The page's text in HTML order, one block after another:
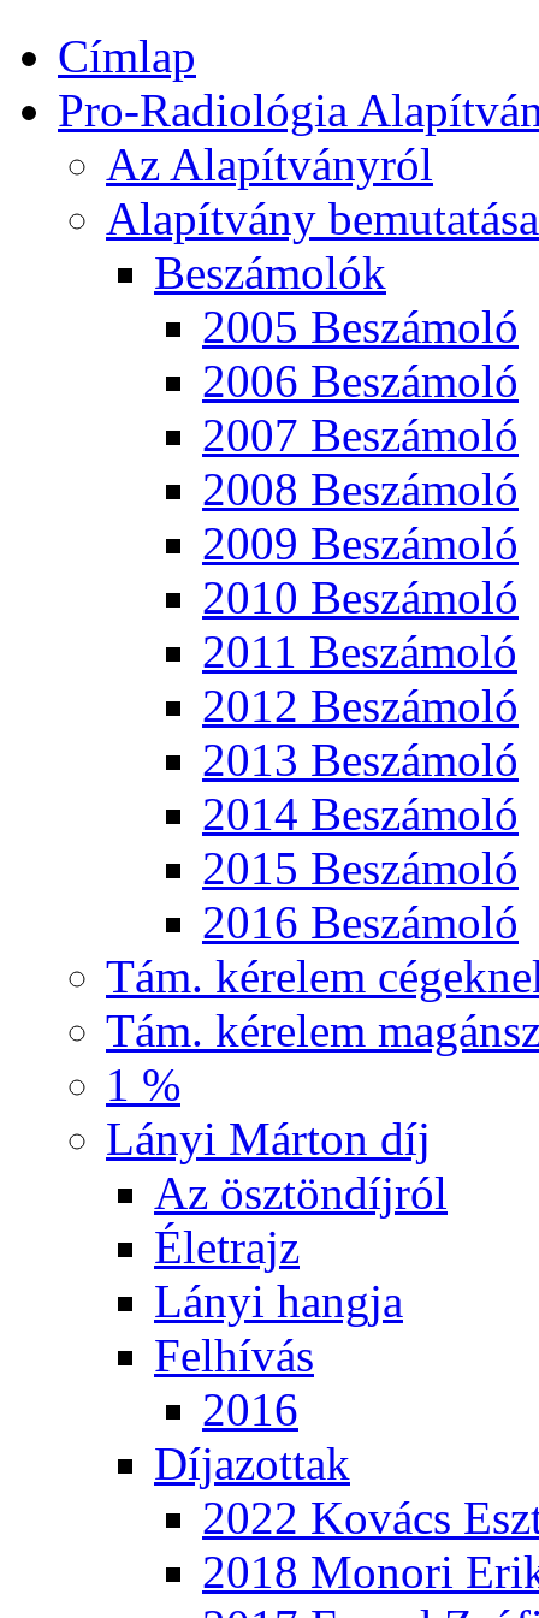
Címlap
Pro-Radiológia
Az Alapítványról
Alapítvány bemutatása
Beszámolók
2005 Beszámoló
2006 Beszámoló
2007 Beszámoló
2008 Beszámoló
2009 Beszámoló
2010 Beszámoló
2011 Beszámoló
2012 Beszámoló
2013 Beszámoló
2014 Beszámoló
2015 Beszámoló
2016 Beszámoló
Tám. kérelem
Tám. kérelem
1 %
Lányi Márton díj
Az ösztöndíjról
Életrajz
Lányi hangja
Felhívás
2016
Díjazottak
2022 Kovács
2018 Monori